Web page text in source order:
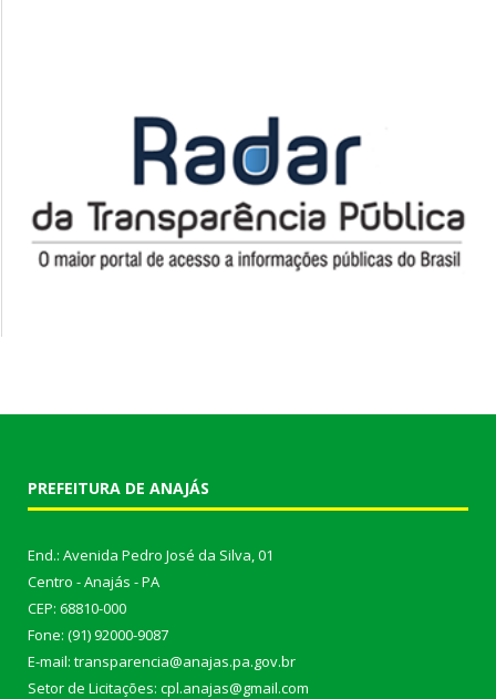
PREFEITURA DE ANAJÁS
End.: Avenida Pedro José da Silva, 01
Centro - Anajás - PA
CEP: 68810-000
Fone: (91) 92000-9087
E-mail: transparencia@anajas.pa.gov.br
Setor de Licitações: cpl.anajas@gmail.com